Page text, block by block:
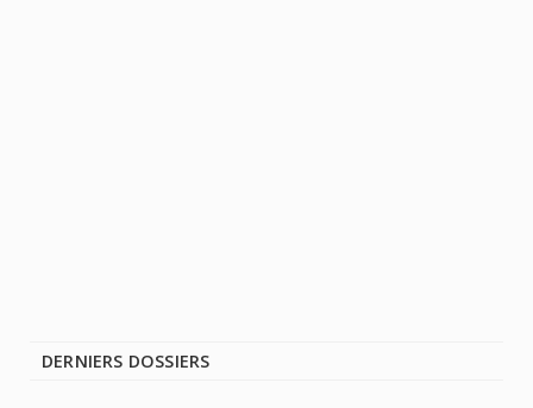
DERNIERS DOSSIERS